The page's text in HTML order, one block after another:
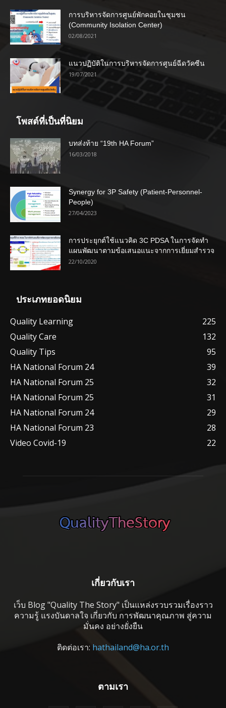
การบริหารจัดการศูนย์พักคอยในชุมชน
(Community Isolation Center)
02/08/2021
แนวปฏิบัติในการบริหารจัดการศูนย์ฉีดวัคซีน
19/07/2021
โพสต์ที่เป็นที่นิยม
บทส่งท้าย “19th HA Forum”
16/03/2018
Synergy for 3P Safety (Patient-Personnel-
People)
27/04/2023
การประยุกต์ใช้แนวคิด 3C PDSA ในการจัดทำ
แผนพัฒนาตามข้อเสนอแนะจากการเยี่ยมสำรวจ
22/10/2020
ประเภทยอดนิยม
Quality Learning
225
Quality Care
132
Quality Tips
95
HA National Forum 24
39
HA National Forum 25
32
HA National Forum 25
31
HA National Forum 24
29
HA National Forum 23
28
Video Covid-19
22
เกี่ยวกับเรา
เว็บ Blog "Quality The Story" เป็นแหล่งรวบรวมเรื่องราว
ความรู้ แรงบันดาลใจ เกี่ยวกับ การพัฒนาคุณภาพ สู่ความ
มั่นคง อย่างยั่งยืน
ติดต่อเรา: hathailand@ha.or.th
ตามเรา